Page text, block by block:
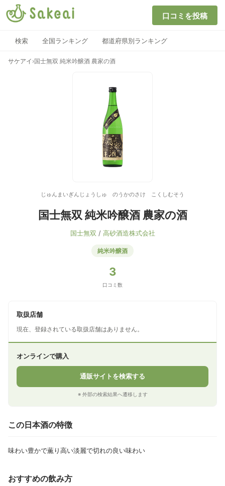
口コミを投稿
検索 全国ランキング 都道府県別ランキング
サケアイ ›国士無双 純米吟醸酒 農家の酒
じゅんまいぎんじょうしゅ のうかのさけ こくしむそう
国士無双 純米吟醸酒 農家の酒
国士無双 / 高砂酒造株式会社
純米吟醸酒
3
口コミ数
取扱店舗
現在、登録されている取扱店舗はありません。
オンラインで購入
通販サイトを検索する
※ 外部の検索結果へ遷移します
この日本酒の特徴
味わい豊かで薫り高い淡麗で切れの良い味わい
おすすめの飲み方